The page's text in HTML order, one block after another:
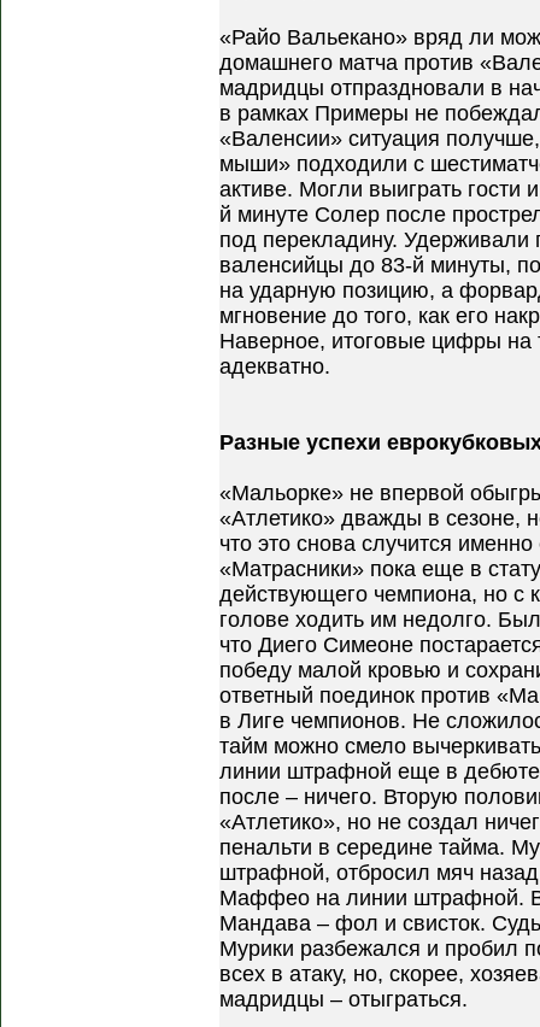
«Райо Вальекано» вряд ли
домашнего матча против
мадридцы отпраздновали в
в рамках Примеры не
«Валенсии» ситуация
мыши» подходили с
активе. Могли выиграть гости
й минуте Солер после
под перекладину. Удерживали
валенсийцы до 83-й минуты,
на ударную позицию, а
мгновение до того, как его
Наверное, итоговые цифры на
адекватно.
Разные успехи
«Мальорке» не впервой
«Атлетико» дважды в сезоне,
что это снова случится именно
«Матрасники» пока еще в
действующего чемпиона, но с
голове ходить им недолго.
что Диего Симеоне
победу малой кровью и
ответный поединок против
в Лиге чемпионов. Не
тайм можно смело
линии штрафной еще в дебюте
после – ничего. Вторую
«Атлетико», но не создал
пенальти в середине тайма.
штрафной, отбросил мяч
Маффео на линии штрафной. В
Мандава – фол и свисток.
Мурики разбежался и пробил
всех в атаку, но, скорее,
мадридцы – отыграться.